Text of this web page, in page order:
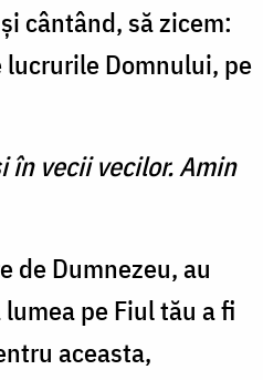
cântând, să zicem:
Domnului, pe
în vecii vecilor. Amin
de Dumnezeu, au
pe Fiul tău a fi
aceasta,